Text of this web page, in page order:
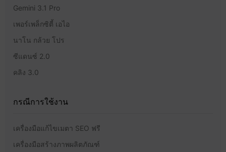
Gemini 3.1 Pro
เพอร์เพล็กซิตี้ เอไอ
นาโน กล้วย โปร
ซีแดนซ์ 2.0
คลิง 3.0
กรณีการใช้งาน
เครื่องมือแก้ไขเมตา SEO ฟรี
เครื่องมือสร้างภาพผลิตภัณฑ์